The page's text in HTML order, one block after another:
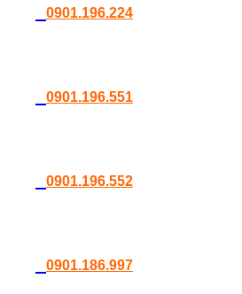
0901.196.224
0901.196.551
0901.196.552
0901.186.997